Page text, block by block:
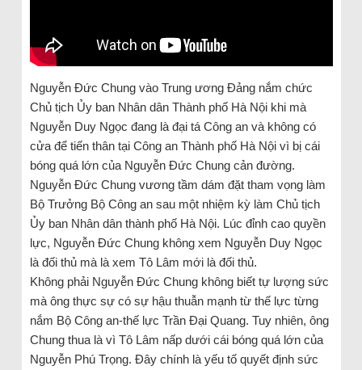
Nguyễn Đức Chung vào Trung ương Đảng nắm chức
Chủ tịch Ủy ban Nhân dân Thành phố Hà Nội khi mà
Nguyễn Duy Ngọc đang là đại tá Công an và không có
cửa để tiến thân tại Công an Thành phố Hà Nội vì bị cái
bóng quá lớn của Nguyễn Đức Chung cản đường.
Nguyễn Đức Chung vương tầm dám đặt tham vọng làm
Bộ Trưởng Bộ Công an sau một nhiệm kỳ làm Chủ tịch
Ủy ban Nhân dân thành phố Hà Nội. Lúc đỉnh cao quyền
lực, Nguyễn Đức Chung không xem Nguyễn Duy Ngọc
là đối thủ mà là xem Tô Lâm mới là đối thủ.
Không phải Nguyễn Đức Chung không biết tự lượng sức
mà ông thực sự có sự hậu thuẫn mạnh từ thế lực từng
nắm Bộ Công an-thế lực Trần Đại Quang. Tuy nhiên, ông
Chung thua là vì Tô Lâm nấp dưới cái bóng quá lớn của
Nguyễn Phú Trọng. Đây chính là yếu tố quyết định sức